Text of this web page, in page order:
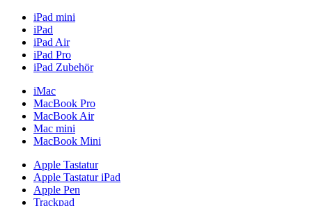
iPad mini
iPad
iPad Air
iPad Pro
iPad Zubehör
iMac
MacBook Pro
MacBook Air
Mac mini
MacBook Mini
Apple Tastatur
Apple Tastatur iPad
Apple Pen
Trackpad